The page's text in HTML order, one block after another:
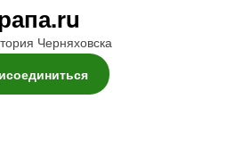
Черняховска